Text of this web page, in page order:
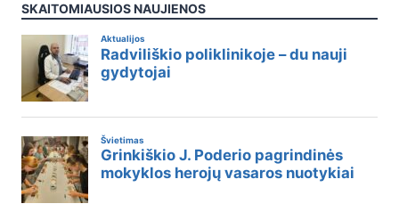
SKAITOMIAUSIOS NAUJIENOS